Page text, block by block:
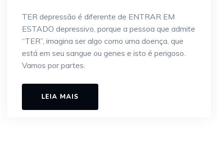
TER depressão é diferente de ENTRAR EM
ESTADO depressivo, porque a pessoa que admite
“TER”, imagina ser algo como uma doença, que
está em seu sangue ou genes e isto é perigoso.
Vamos por partes.
LEIA MAIS